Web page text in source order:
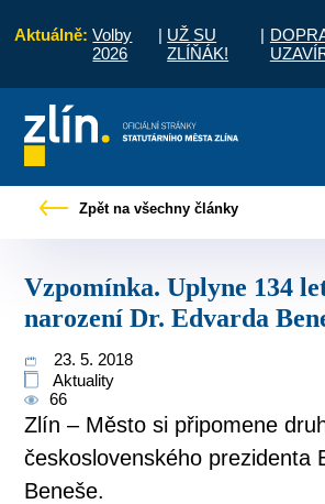
Aktuálně: Volby
2026
| UŽ SU
ZLÍŇÁK!
|
vyřídit Potřebuji zaplatit
Zpět na všechny články
Vzpomínka. Uplyne 134 let od
narození Dr. Edvarda
23. 5. 2018
Aktuality
66
Zlín – Město si připomene
československého prezidenta
Beneše.